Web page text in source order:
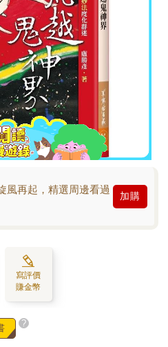
風再起，精選周邊看過
加購
寫評價
賺金幣
?